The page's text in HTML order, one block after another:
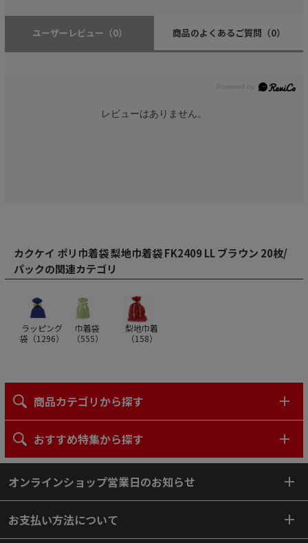
ユーザーレビュー （0） 商品のよくあるご質問 （0）
レビューはありません。
カクケイ ポリ巾着袋 梨地巾着袋 FK2409 LL ブラウン 20枚/
パックの関連カテゴリ
ラッピング
袋（1296）
巾着袋
（555）
梨地巾着
（158）
商品カテゴリから探す
おすすめ特集から探す
オンラインショップ営業日のお知らせ
お支払い方法について